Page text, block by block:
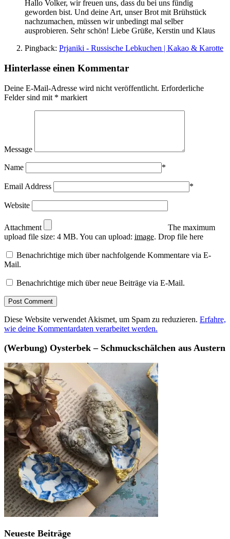
Hallo Volker, wir freuen uns, dass du bei uns fündig
geworden bist. Und deine Art, unser Brot mit Brühstück
nachzumachen, müssen wir unbedingt mal selber
ausprobieren. Sehr schön! Liebe Grüße, Kerstin und Klaus
Pingback: Prjaniki - Russische Lebkuchen | Kakao & Karotte
Hinterlasse einen Kommentar
Deine E-Mail-Adresse wird nicht veröffentlicht. Erforderliche
Felder sind mit * markiert
Message
Name *
Email Address *
Website
Attachment
The maximum
upload file size: 4 MB. You can upload: image. Drop file here
Benachrichtige mich über nachfolgende Kommentare via E-
Mail.
Benachrichtige mich über neue Beiträge via E-Mail.
Diese Website verwendet Akismet, um Spam zu reduzieren. Erfahre,
wie deine Kommentardaten verarbeitet werden.
(Werbung) Oysterbek – Schmuckschälchen aus Austern
Neueste Beiträge